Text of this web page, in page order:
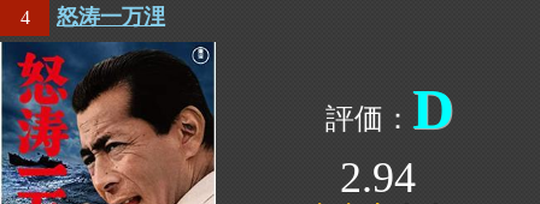
4 怒涛一万浬
D
2.94